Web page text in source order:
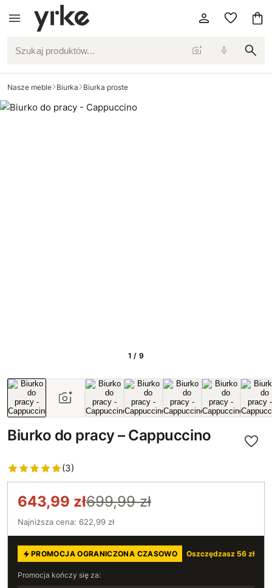
Szukaj produktów...
Nasze meble Biurka Biurka proste
1 / 9
Biurko do pracy – Cappuccino
(3)
643,99 zł699,99 zł
Najniższa cena: 622,99 zł
PROMOCJA OGRANICZONA CZASOWO Oszczędzasz 56 zł
Promocja kończy się za: